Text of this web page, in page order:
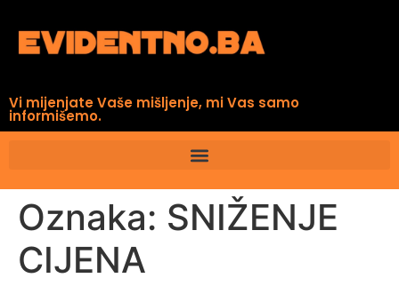
Vi mijenjate Vaše mišljenje, mi Vas samo
informišemo.
Oznaka: SNIŽENJE
CIJENA